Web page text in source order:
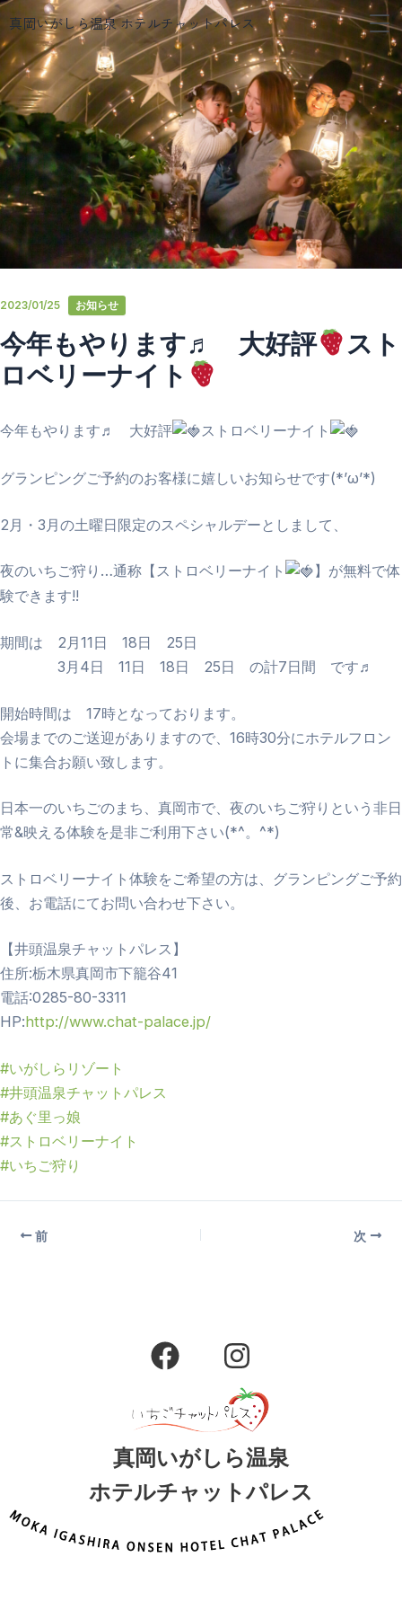
内
容
を
ス
キ
ッ
プ
真岡いがしら温泉 ホテルチャットパレス
メ
ニ
ュ
ー
2023/01/25 お知らせ
今年もやります♬ 大好評
スト
ロベリーナイト
今年もやります♬ 大好評 ストロベリーナイト
グランピングご予約のお客様に嬉しいお知らせです(*’ω’*)
2月・3月の土曜日限定のスペシャルデーとしまして、
夜のいちご狩り…通称【ストロベリーナイト
】が無料で体
験できます!!
期間は 2月11日 18日 25日
3月4日 11日 18日 25日 の計7日間 です♬
開始時間は 17時となっております。
会場までのご送迎がありますので、16時30分にホテルフロン
トに集合お願い致します。
日本一のいちごのまち、真岡市で、夜のいちご狩りという非日
常&映える体験を是非ご利用下さい(*^。^*)
ストロベリーナイト体験をご希望の方は、グランピングご予約
後、お電話にてお問い合わせ下さい。
【井頭温泉チャットパレス】
住所:栃木県真岡市下籠谷41
電話:0285-80-3311
HP:http://www.chat-palace.jp/
#いがしらリゾート
#井頭温泉チャットパレス
#あぐ里っ娘
#ストロベリーナイト
#いちご狩り
前 次
F
a
e
b
o
o
k
I
n
s
t
a
g
r
a
真岡いがしら温泉
ホテルチャットパレス